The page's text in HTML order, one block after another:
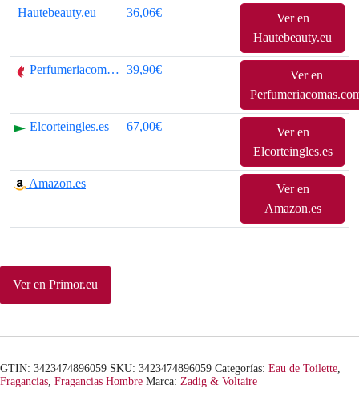
e
i
o
r
g
n
e
i
c
u
:
Hautebeauty.eu 36,06€
Ver en
Hautebeauty.eu
Perfumeriacomas.com 39,90€
Ver en
Elcorteingles.es 67,00€
Ver en
Elcorteingles.es
Amazon.es
Ver en
Amazon.es
Ver en Primor.eu
GTIN: 3423474896059 SKU: 3423474896059 Categorías: Eau de Toilette
Fragancias Fragancias Hombre Marca: Zadig & Voltaire